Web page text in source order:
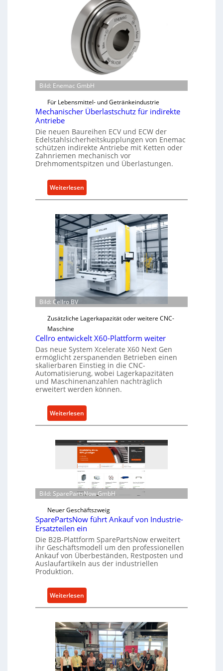
Bild: Enemac GmbH
Für Lebensmittel- und Getränkeindustrie
Mechanischer Überlastschutz für indirekte
Antriebe
Die neuen Baureihen ECV und ECW der
Edelstahlsicherheitskupplungen von Enemac
schützen indirekte Antriebe mit Ketten oder
Zahnriemen mechanisch vor
Drehmomentspitzen und Überlastungen.
Weiterlesen
M
c
h
a
n
i
s
c
h
e
Ü
r
l
a
s
s
c
h
u
t
z
f
ü
r
i
n
d
i
r
e
k
n
r
i
e
b
Bild: Cellro BV
Zusätzliche Lagerkapazität oder weitere CNC-
Maschine
Cellro entwickelt X60-Plattform weiter
Das neue System Xcelerate X60 Next Gen
ermöglicht zerspanenden Betrieben einen
skalierbaren Einstieg in die CNC-
Automatisierung, wobei Lagerkapazitäten
und Maschinenanzahlen nachträglich
erweitert werden können.
Weiterlesen
C
l
l
r
o
e
n
t
w
i
c
k
e
X
6
-
P
l
a
t
Bild: SparePartsNow GmbH
Neuer Geschäftszweig
SparePartsNow führt Ankauf von Industrie-
Ersatzteilen ein
Die B2B-Plattform SparePartsNow erweitert
ihr Geschäftsmodell um den professionellen
Ankauf von Überbeständen, Restposten und
Auslaufartikeln aus der industriellen
Produktion.
Weiterlesen
S
a
r
e
P
a